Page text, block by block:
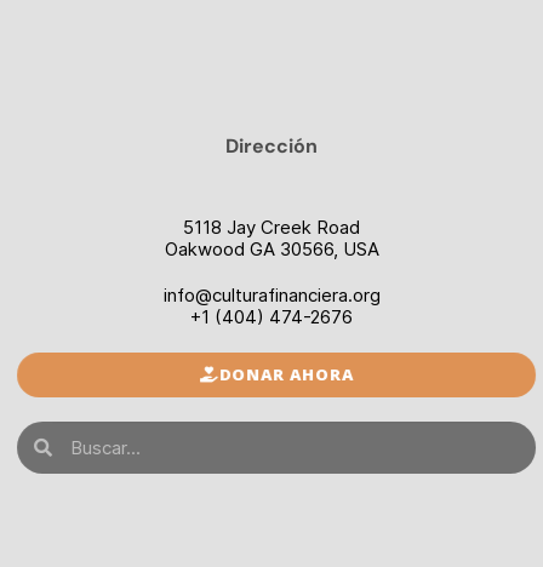
Dirección
5118 Jay Creek Road
Oakwood GA 30566, USA
info@culturafinanciera.org
+1 (404) 474-2676
DONAR AHORA